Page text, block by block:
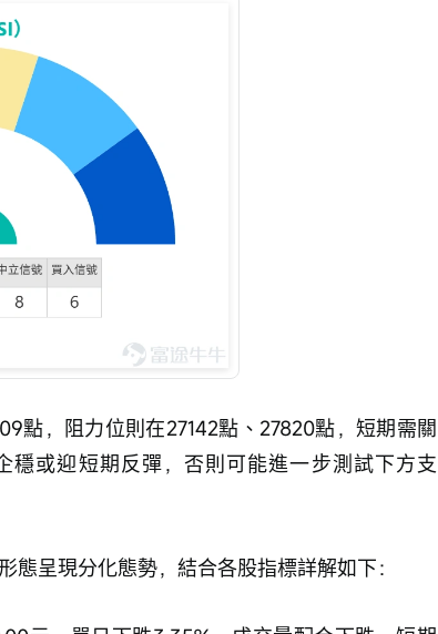
點，阻力位則在27142點、27820點，短期需關
穩或迎短期反彈，否則可能進一步測試下方支
態呈現分化態勢，結合各股指標詳解如下：